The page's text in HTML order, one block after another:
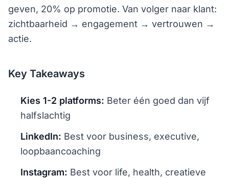
geven, 20% op promotie. Van volger naar klant:
zichtbaarheid → engagement → vertrouwen →
actie.
Key Takeaways
Kies 1-2 platforms: Beter één goed dan vijf
halfslachtig
LinkedIn: Best voor business, executive,
loopbaancoaching
Instagram: Best voor life, health, creatieve